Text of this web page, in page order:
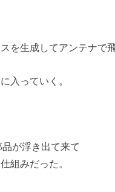
を生成してアンテナで飛
入っていく。
が浮き出て来て
組みだった。